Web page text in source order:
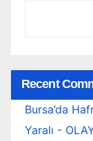
Recent
Bursa’da
Yaralı -